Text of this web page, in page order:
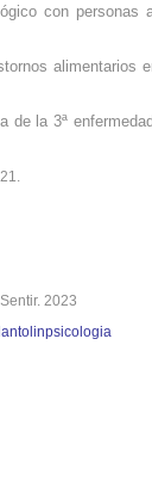
con personas
alimentarios
la 3ª
2023